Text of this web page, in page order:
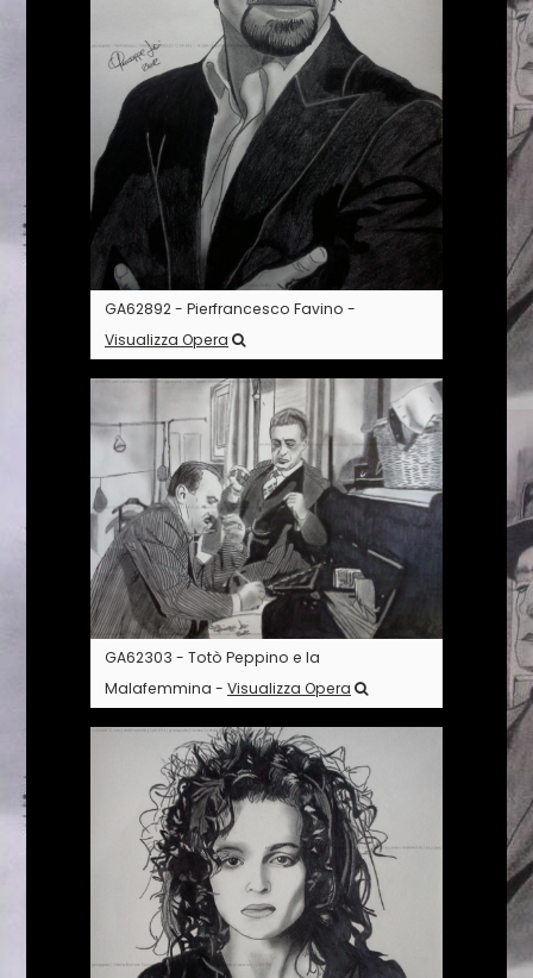
GA62892 - Pierfrancesco Favino -
Visualizza Opera
GA62303 - Totò Peppino e la
Malafemmina - Visualizza Opera